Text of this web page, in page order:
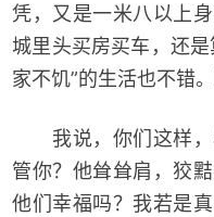
凭，又是一米八以上
城里头买房买车，还
家不饥”的生活也不错
我说，你们这样，
管你？他耸耸肩，狡
他们幸福吗？我若是